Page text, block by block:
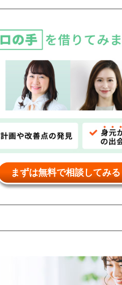
まずは無料で相談してみる